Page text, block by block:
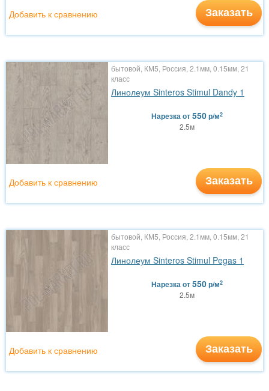
Заказать
Добавить к сравнению
бытовой, КМ5, Россия, 2.1мм, 0.15мм, 21
класс
Линолеум Sinteros Stimul Dandy 1
Нарезкаот550р/м2
2.5м
Заказать
Добавить к сравнению
бытовой, КМ5, Россия, 2.1мм, 0.15мм, 21
класс
Линолеум Sinteros Stimul Pegas 1
Нарезкаот550р/м2
2.5м
Заказать
Добавить к сравнению